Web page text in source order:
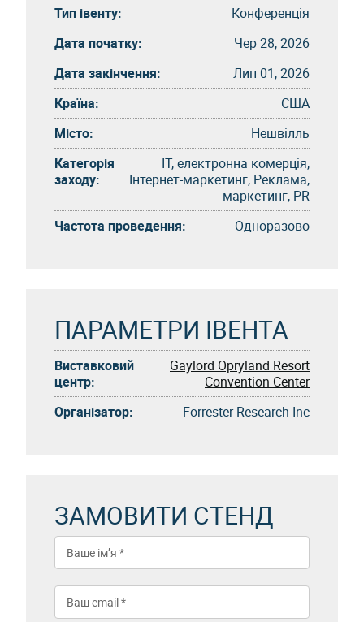
Тип івенту:
Конференція
Дата початку:
Чер 28, 2026
Дата закінчення:
Лип 01, 2026
Країна:
США
Місто:
Нешвілль
Категорія
заходу:
IT, електронна комерція,
Інтернет-маркетинг, Реклама,
маркетинг, PR
Частота проведення:
Одноразово
ПАРАМЕТРИ ІВЕНТА
Виставковий
центр:
Gaylord Opryland Resort
Convention Center
Організатор:
Forrester Research Inc
ЗАМОВИТИ СТЕНД